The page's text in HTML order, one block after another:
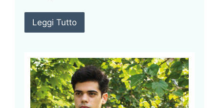
Leggi Tutto